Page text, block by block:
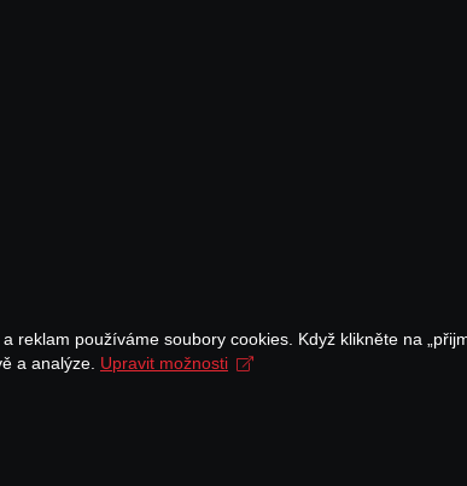
reklam používáme soubory cookies. Když klikněte na
a analýze. Upravit možnosti